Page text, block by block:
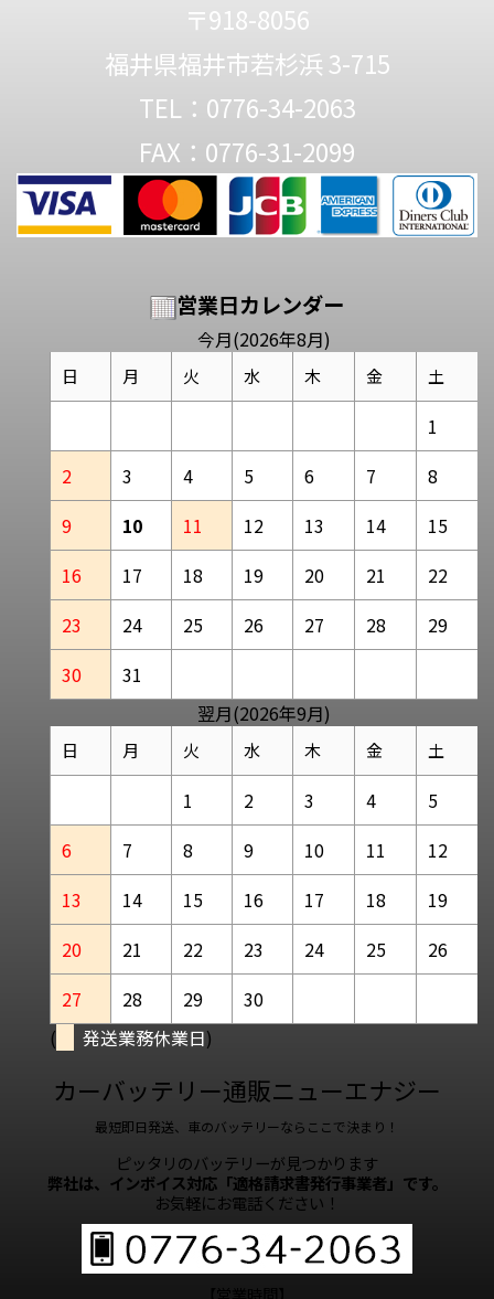
〒918-8056
福井県福井市若杉浜 3-715
TEL：0776-34-2063
FAX：0776-31-2099
営業日カレンダー
今月(2026年8月)
日 月 火 水 木 金 土
1
2
3 4 5 6 7
8
9
10 11 12 13 14
15
16
17 18 19 20 21
22
23
24 25 26 27 28
29
30
31
翌月(2026年9月)
日 月 火 水 木 金 土
1 2 3 4
5
6
7 8 9 10 11
12
13
14 15 16 17 18
19
20
21 22 23 24 25
26
27
28 29
30
(
発送業務休業日)
カーバッテリー通販ニューエナジー
最短即日発送、車のバッテリーならここで決まり！
ピッタリのバッテリーが見つかります
弊社は、インボイス対応「適格請求書発行事業者」です。
お気軽にお電話ください！